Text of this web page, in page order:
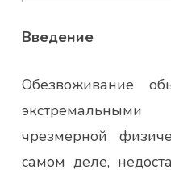
Введение
Обезвоживание
чрезмерной
самом деле,